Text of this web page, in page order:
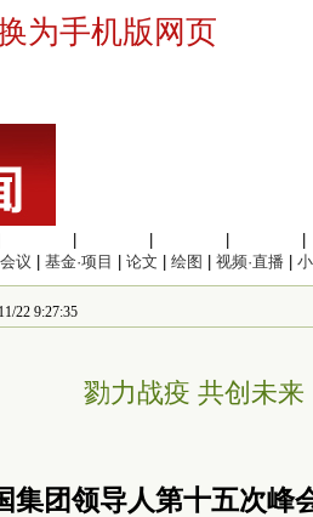
为手机版网页
会议 基金·项目 论文 绘图 视频·直播
22 9:27:35
勠力战疫 共创未来
集团领导人第十五次峰